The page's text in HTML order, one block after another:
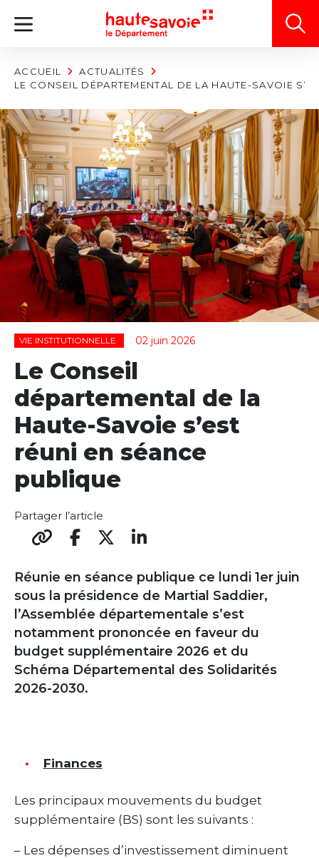
Panneau de gestion des cookies
ACCUEIL
ACTUALITÉS
LE CONSEIL DÉPARTEMENTAL DE LA HAUTE-SAVOIE
VIE INSTITUTIONNELLE 02 juin 2026
Le Conseil
départemental de la
Haute-Savoie s’est
réuni en séance
publique
Partager l’article
Réunie en séance publique ce lundi 1er juin
sous la présidence de Martial Saddier,
l’Assemblée départementale s’est
notamment prononcée en faveur du
budget supplémentaire 2026 et du
Schéma Départemental des Solidarités
2026-2030.
Finances
Les principaux mouvements du budget
supplémentaire (BS) sont les suivants :
– Les dépenses d’investissement diminuent